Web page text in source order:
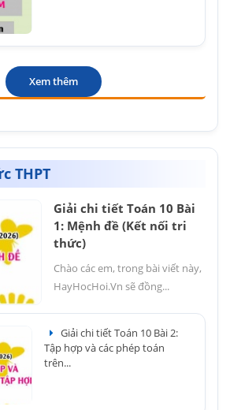
Xem thêm
THPT
Giải chi tiết Toán 10 Bài
1: Mệnh đề (Kết nối tri
thức)
Chào các em, trong bài viết này,
HayHocHoi.Vn sẽ đồng...
Giải chi tiết Toán 10 Bài 2:
Tập hợp và các phép toán
trên...